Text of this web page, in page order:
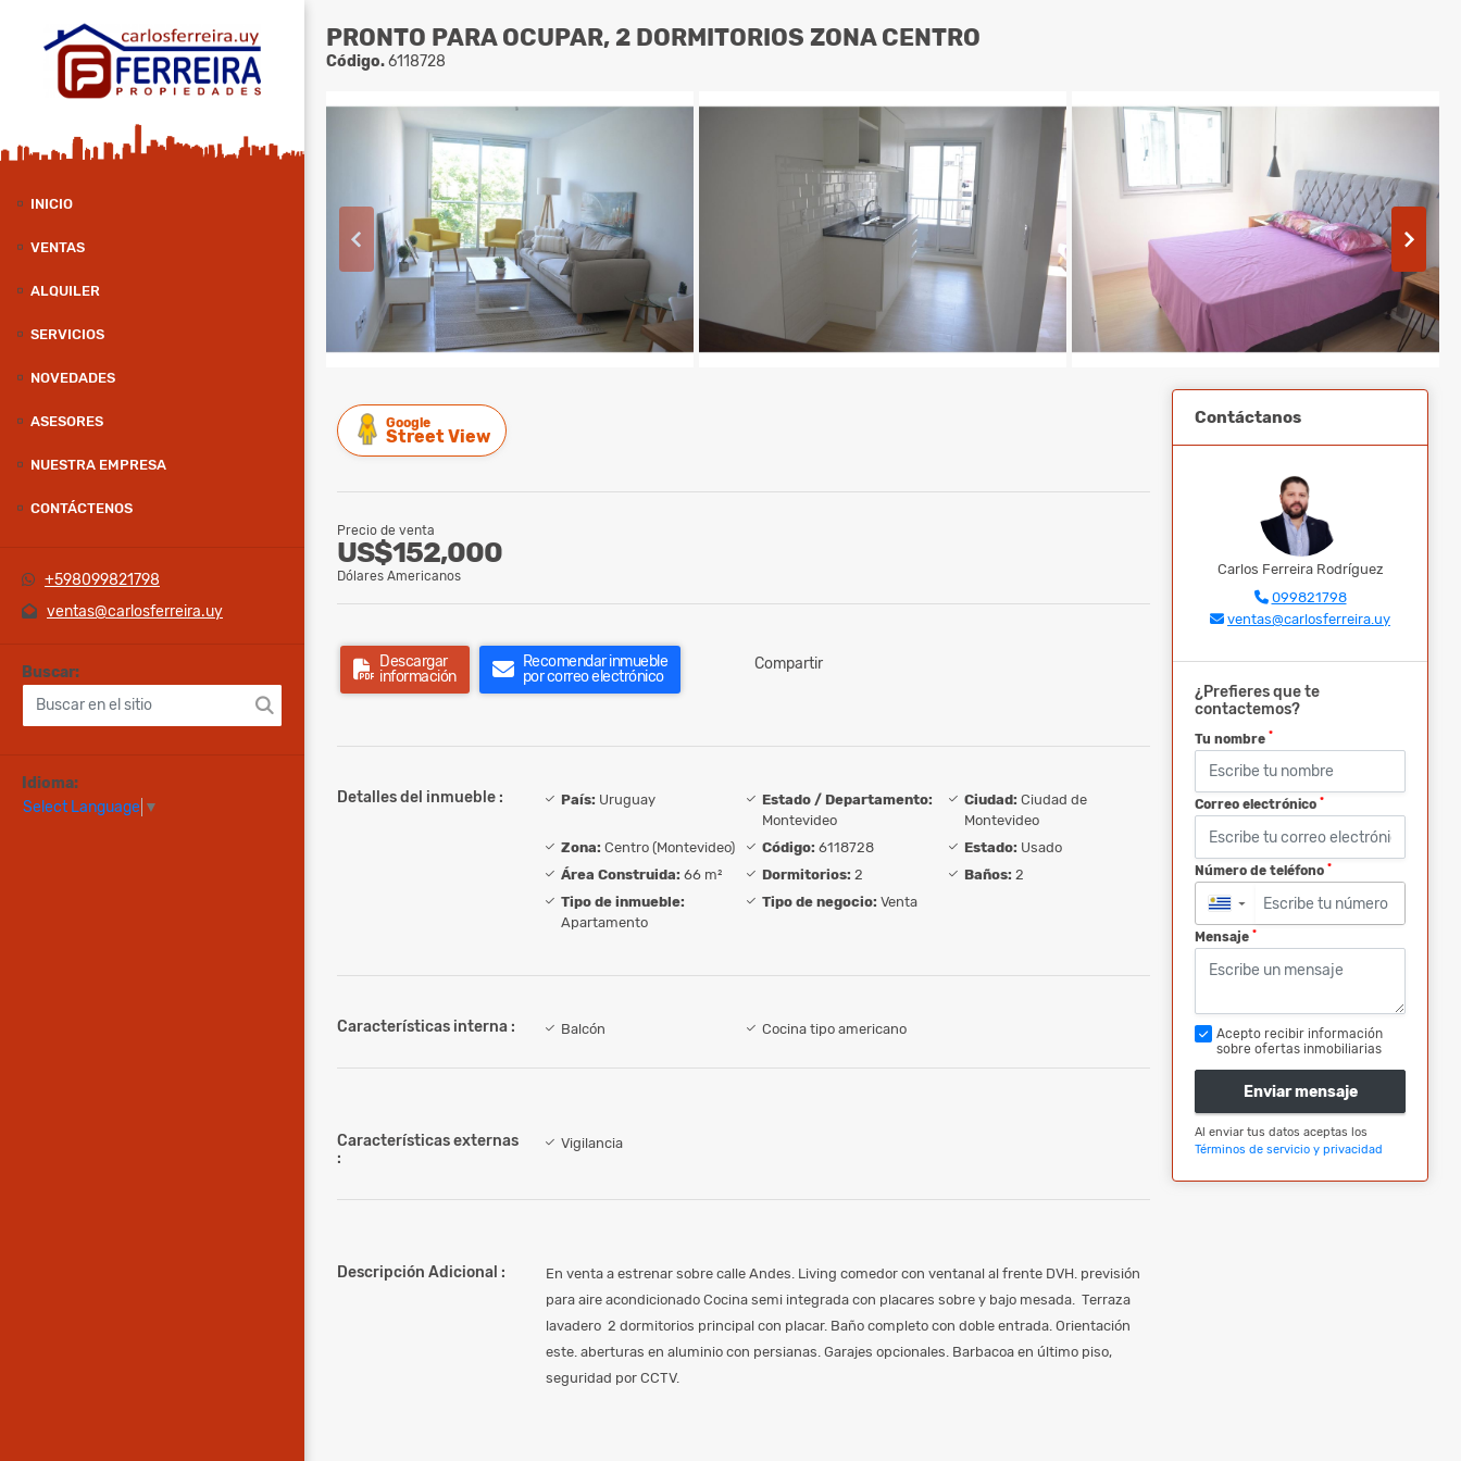
INICIO
VENTAS
ALQUILER
SERVICIOS
NOVEDADES
ASESORES
NUESTRA EMPRESA
CONTÁCTENOS
+598099821798
ventas@carlosferreira.uy
Buscar:
Idioma:
Select Language ▼
PRONTO PARA OCUPAR, 2 DORMITORIOS ZONA CENTRO
Código.6118728
Google
Street View
Precio de venta
US$152,000
Dólares Americanos
Descargar
información
Recomendar inmueble
por correo electrónico
Compartir
Detalles del inmueble : País: Uruguay
Estado / Departamento:
Montevideo
Ciudad: Ciudad de
Montevideo
Zona: Centro (Montevideo) Código: 6118728 Estado: Usado
Área Construida: 66 m² Dormitorios: 2 Baños: 2
Tipo de inmueble:
Apartamento
Tipo de negocio: Venta
Características interna : Balcón Cocina tipo americano
Características externas
:
Vigilancia
Descripción Adicional :
En venta a estrenar sobre calle Andes. Living comedor con ventanal al frente DVH. previsión
para aire acondicionado Cocina semi integrada con placares sobre y bajo mesada. Terraza
lavadero 2 dormitorios principal con placar. Baño completo con doble entrada. Orientación
este. aberturas en aluminio con persianas. Garajes opcionales. Barbacoa en último piso,
seguridad por CCTV.
Contáctanos
Carlos Ferreira Rodríguez
099821798
ventas@carlosferreira.uy
¿Prefieres que te
contactemos?
Tu nombre *
Correo electrónico *
Número de teléfono *
▼
Mensaje *
Acepto recibir información
sobre ofertas inmobiliarias
Enviar mensaje
Al enviar tus datos aceptas los
Términos de servicio y privacidad